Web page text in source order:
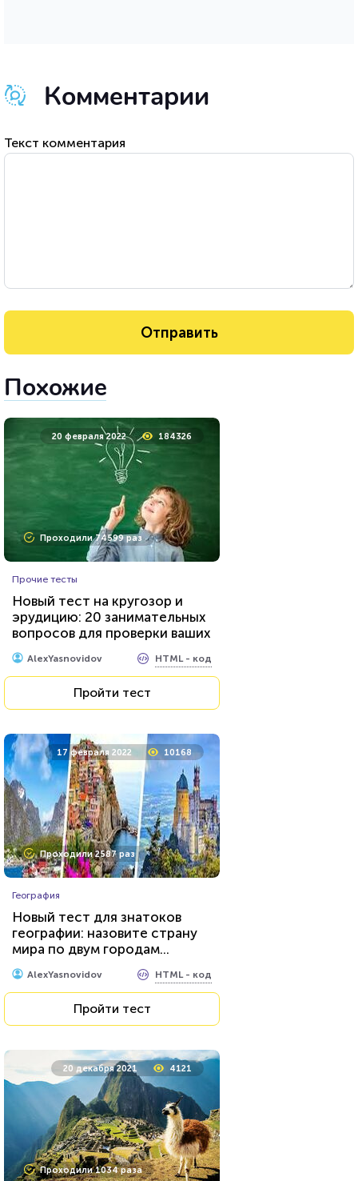
Комментарии
Текст комментария
Похожие
20 февраля 2022 184326
Проходили 74599 раз
Прочие тесты
Новый тест на кругозор и
эрудицию: 20 занимательных
вопросов для проверки ваших
знаний...
AlexYasnovidov HTML - код
Пройти тест
17 февраля 2022 10168
Проходили 2587 раз
География
Новый тест для знатоков
географии: назовите страну
мира по двум городам...
AlexYasnovidov HTML - код
Пройти тест
20 декабря 2021 4121
Проходили 1034 раза